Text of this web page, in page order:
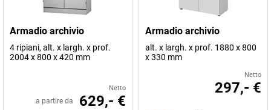
Armadio archivio
4 ripiani, alt. x largh. x prof.
2004 x 800 x 420 mm
Netto
a partire da 629,- €
Armadio archivio
alt. x largh. x prof. 1880 x 800
x 330 mm
Netto
297,- €